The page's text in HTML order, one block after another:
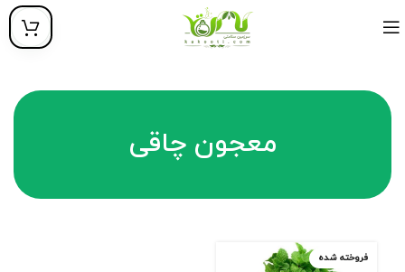
معجون چاقی
فروخته شده